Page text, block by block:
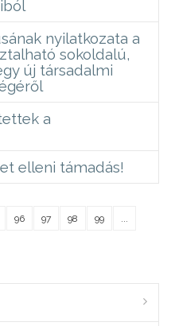
nyilatkozata a
sokoldalú,
új társadalmi
a
elleni támadás!
96 97 98 99